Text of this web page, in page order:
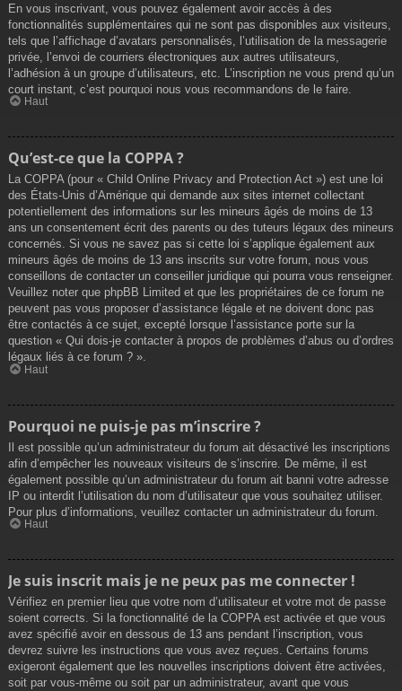
En vous inscrivant, vous pouvez également avoir accès à des
fonctionnalités supplémentaires qui ne sont pas disponibles aux visiteurs,
tels que l’affichage d’avatars personnalisés, l’utilisation de la messagerie
privée, l’envoi de courriers électroniques aux autres utilisateurs,
l’adhésion à un groupe d’utilisateurs, etc. L’inscription ne vous prend qu’un
court instant, c’est pourquoi nous vous recommandons de le faire.
Haut
Qu’est-ce que la COPPA ?
La COPPA (pour « Child Online Privacy and Protection Act ») est une loi
des États-Unis d’Amérique qui demande aux sites internet collectant
potentiellement des informations sur les mineurs âgés de moins de 13
ans un consentement écrit des parents ou des tuteurs légaux des mineurs
concernés. Si vous ne savez pas si cette loi s’applique également aux
mineurs âgés de moins de 13 ans inscrits sur votre forum, nous vous
conseillons de contacter un conseiller juridique qui pourra vous renseigner.
Veuillez noter que phpBB Limited et que les propriétaires de ce forum ne
peuvent pas vous proposer d’assistance légale et ne doivent donc pas
être contactés à ce sujet, excepté lorsque l’assistance porte sur la
question « Qui dois-je contacter à propos de problèmes d’abus ou d’ordres
légaux liés à ce forum ? ».
Haut
Pourquoi ne puis-je pas m’inscrire ?
Il est possible qu’un administrateur du forum ait désactivé les inscriptions
afin d’empêcher les nouveaux visiteurs de s’inscrire. De même, il est
également possible qu’un administrateur du forum ait banni votre adresse
IP ou interdit l’utilisation du nom d’utilisateur que vous souhaitez utiliser.
Pour plus d’informations, veuillez contacter un administrateur du forum.
Haut
Je suis inscrit mais je ne peux pas me connecter !
Vérifiez en premier lieu que votre nom d’utilisateur et votre mot de passe
soient corrects. Si la fonctionnalité de la COPPA est activée et que vous
avez spécifié avoir en dessous de 13 ans pendant l’inscription, vous
devrez suivre les instructions que vous avez reçues. Certains forums
exigeront également que les nouvelles inscriptions doivent être activées,
soit par vous-même ou soit par un administrateur, avant que vous